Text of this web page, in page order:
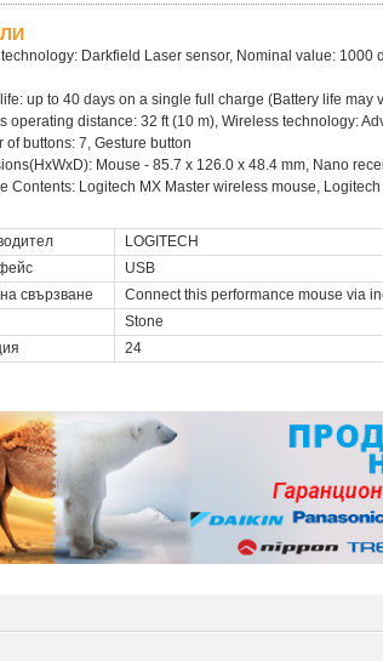
Darkfield Laser sensor, Nominal value:
up to 40 days on a single full charge (Battery life
operating distance: 32 ft (10 m), Wireless technology:
of buttons: 7, Gesture button
Mouse - 85.7 x 126.0 x 48.4 mm, Nano
Contents: Logitech MX Master wireless mouse,
LOGITECH
USB
свързване
Connect this performance mouse via
Stone
24